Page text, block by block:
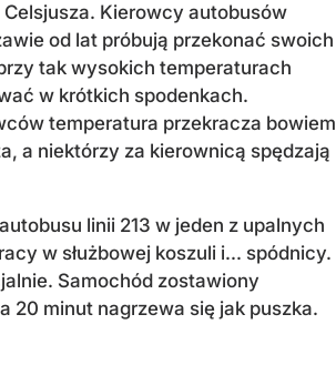
Kierowcy autobusów
od lat próbują przekonać swoich
tak wysokich temperaturach
w krótkich spodenkach.
temperatura przekracza bowiem
a niektórzy za kierownicą spędzają
linii 213 w jeden z upalnych
w służbowej koszuli i... spódnicy.
Samochód zostawiony
20 minut nagrzewa się jak puszka.